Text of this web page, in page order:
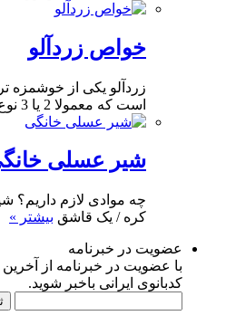
خواص زردآلو
زردآلو یکی از خوشمزه
است که معمولا 2 یا 3 نوع
شیر عسلی
چه موادی لازم داریم؟
کره / یک قاشق بیشتر »
عضویت در خبرنامه
با عضویت در خبرنامه از
کدبانوی ایرانی باخبر شوید.